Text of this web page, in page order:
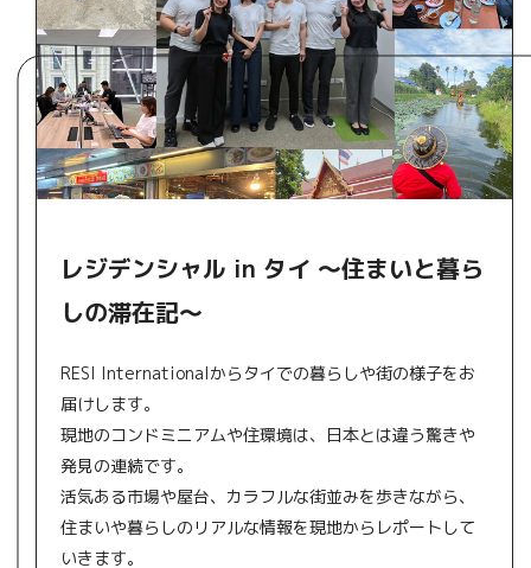
レジデンシャル in タイ 〜住まいと暮ら
しの滞在記〜
RESI Internationalからタイでの暮らしや街の様子をお
届けします。
現地のコンドミニアムや住環境は、日本とは違う驚きや
発見の連続です。
活気ある市場や屋台、カラフルな街並みを歩きながら、
住まいや暮らしのリアルな情報を現地からレポートして
いきます。